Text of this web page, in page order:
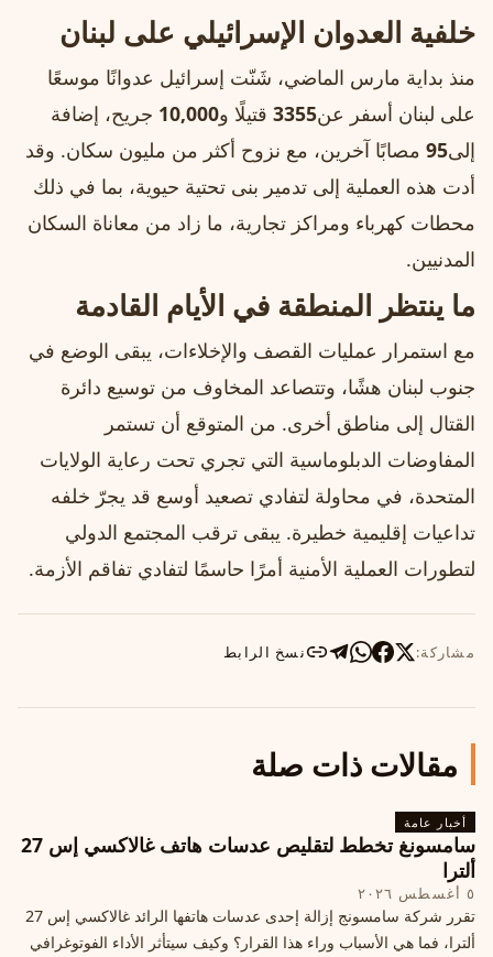
خلفية العدوان الإسرائيلي على لبنان
منذ بداية مارس الماضي، شَنّت إسرائيل عدوانًا موسعًا
على لبنان أسفر عن3355 قتيلًا و10,000 جريح، إضافة
إلى95 مصابًا آخرين، مع نزوح أكثر من مليون سكان. وقد
أدت هذه العملية إلى تدمير بنى تحتية حيوية، بما في ذلك
محطات كهرباء ومراكز تجارية، ما زاد من معاناة السكان
المدنيين.
ما ينتظر المنطقة في الأيام القادمة
مع استمرار عمليات القصف والإخلاءات، يبقى الوضع في
جنوب لبنان هشًا، وتتصاعد المخاوف من توسيع دائرة
القتال إلى مناطق أخرى. من المتوقع أن تستمر
المفاوضات الدبلوماسية التي تجري تحت رعاية الولايات
المتحدة، في محاولة لتفادي تصعيد أوسع قد يجرّ خلفه
تداعيات إقليمية خطيرة. يبقى ترقب المجتمع الدولي
لتطورات العملية الأمنية أمرًا حاسمًا لتفادي تفاقم الأزمة.
مشاركة: نسخ الرابط
مقالات ذات صلة
أخبار عامة
سامسونغ تخطط لتقليص عدسات هاتف غالاكسي إس 27
ألترا
٥ أغسطس ٢٠٢٦
تقرر شركة سامسونج إزالة إحدى عدسات هاتفها الرائد غالاكسي إس 27
ألترا، فما هي الأسباب وراء هذا القرار؟ وكيف سيتأثر الأداء الفوتوغرافي